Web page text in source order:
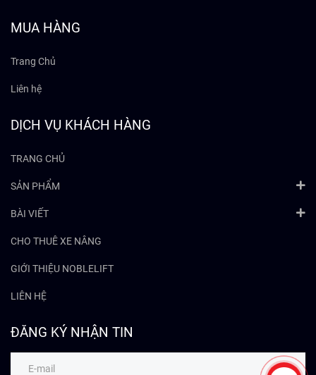
MUA HÀNG
Trang Chủ
Liên hệ
DỊCH VỤ KHÁCH HÀNG
TRANG CHỦ
SẢN PHẨM
BÀI VIẾT
CHO THUÊ XE NÂNG
GIỚI THIỆU NOBLELIFT
LIÊN HỆ
ĐĂNG KÝ NHẬN TIN